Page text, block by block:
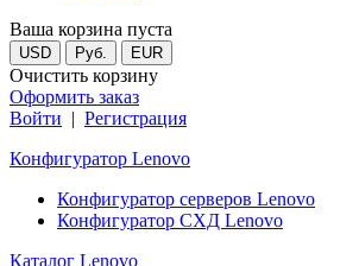
Ваша корзина пуста
USD Руб. EUR
Очистить корзину
Оформить заказ
Войти | Регистрация
Конфигуратор Lenovo
Конфигуратор серверов Lenovo
Конфигуратор СХД Lenovo
Каталог Lenovo